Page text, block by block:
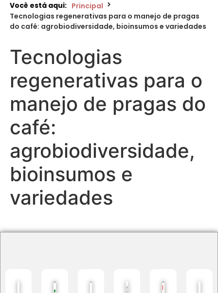
Você está aqui: Principal
Tecnologias regenerativas para o manejo de pragas
do café: agrobiodiversidade, bioinsumos e variedades
Tecnologias
regenerativas para o
manejo de pragas do
café:
agrobiodiversidade,
bioinsumos e
variedades